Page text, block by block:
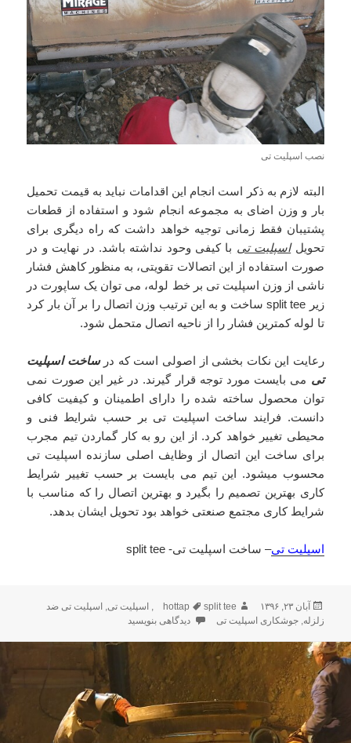
نصب اسپلیت تی
البته لازم به ذکر است انجام این اقدامات نباید به قیمت تحمیل
بار و وزن اضای به مجموعه انجام شود و استفاده از قطعات
پشتیبان فقط زمانی توجیه خواهد داشت که راه دیگری برای
تحویلاسپلیت تی با کیفی وحود نداشته باشد. در نهایت و در
صورت استفاده از این اتصالات تقویتی، به منظور کاهش فشار
ناشی از وزن اسپلیت تی بر خط لوله، می توان یک ساپورت در
زیر split tee ساخت و به این ترتیب وزن اتصال را بر آن بار کرد
تا لوله کمترین فشار را از ناحیه اتصال متحمل شود.
رعایت این نکات بخشی از اصولی است که درساخت اسپلیت
تی می بایست مورد توجه قرار گیرند. در غیر این صورت نمی
توان محصول ساخته شده را دارای اطمینان و کیفیت کافی
دانست. فرایند ساخت اسپلیت تی بر حسب شرایط فنی و
محیطی تغییر خواهد کرد. از این رو به کار گماردن تیم مجرب
برای ساخت این اتصال از وظایف اصلی سازنده اسپلیت تی
محسوب میشود. این تیم می بایست بر حسب تغییر شرایط
کاری بهترین تصمیم را بگیرد و بهترین اتصال را که مناسب با
شرایط کاری مجتمع صنعتی خواهد بود تحویل ایشان بدهد.
اسپلیت تی– ساخت اسپلیت تی- split tee
ارسال
شده
آبان ۲۳, ۱۳۹۶ نویسنده hottap
برچسب‌هاsplit tee
,اسپلیت تی ,اسپلیت تی ضد
زلزله ,جوشکاری اسپلیت تی برای ساخت اسپلیت تی و جوشکاری
دیدگاهی بنویسید